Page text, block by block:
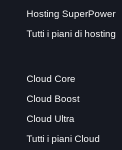
Hosting SuperPower
Tutti i piani di hosting
Cloud Core
Cloud Boost
Cloud Ultra
Tutti i piani Cloud